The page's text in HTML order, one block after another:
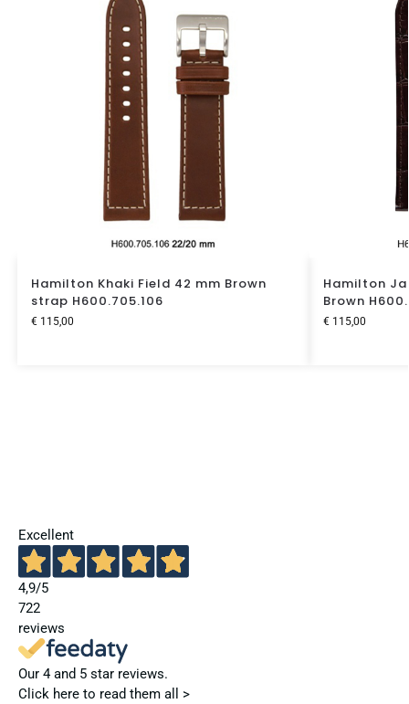
Hamilton Khaki Field 42 mm Brown
strap H600.705.106
€115,00
Hamilton
Brown
€115,00
Excellent
4,9/5
722
reviews
Our 4 and 5 star reviews.
Click here to read them all >